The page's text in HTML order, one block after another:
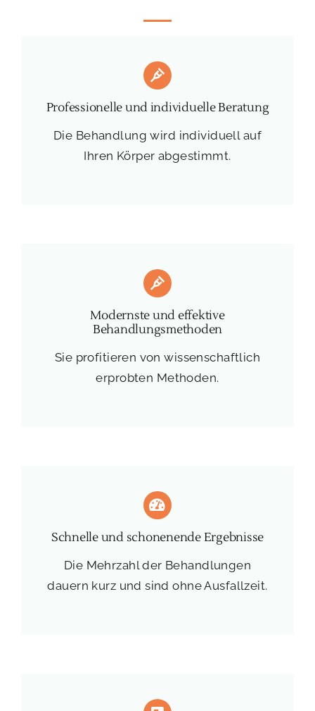
Professionelle und individuelle Beratung
Die Behandlung wird individuell auf
Ihren Körper abgestimmt.
Modernste und effektive
Behandlungsmethoden
Sie profitieren von wissenschaftlich
erprobten Methoden.
Schnelle und schonenende Ergebnisse
Die Mehrzahl der Behandlungen
dauern kurz und sind ohne Ausfallzeit.